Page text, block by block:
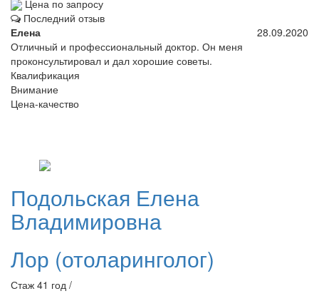
Цена по запросу
Последний отзыв
Елена
28.09.2020
Отличный и профессиональный доктор. Он меня
проконсультировал и дал хорошие советы.
Квалификация
Внимание
Цена-качество
Подольская Елена
Владимировна
Лор (отоларинголог)
Стаж 41 год /